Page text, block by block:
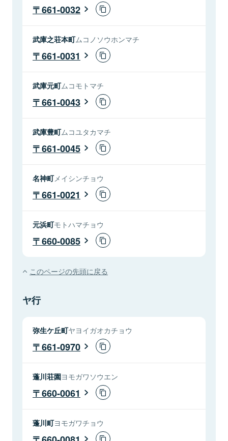
661-0032
武庫之荘本町ムコノソウホンマチ
661-0031
武庫元町ムコモトマチ
661-0043
武庫豊町ムコユタカマチ
661-0045
名神町メイシンチョウ
661-0021
元浜町モトハマチョウ
660-0085
このページの先頭に戻る
ヤ行
弥生ケ丘町ヤヨイガオカチョウ
661-0970
蓬川荘園ヨモガワソウエン
660-0061
蓬川町ヨモガワチョウ